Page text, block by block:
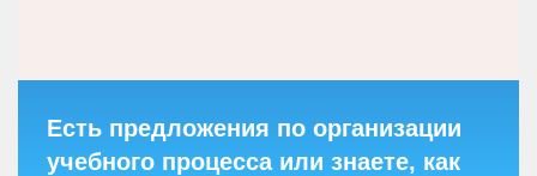
Есть предложения по организации
учебного процесса или знаете, как